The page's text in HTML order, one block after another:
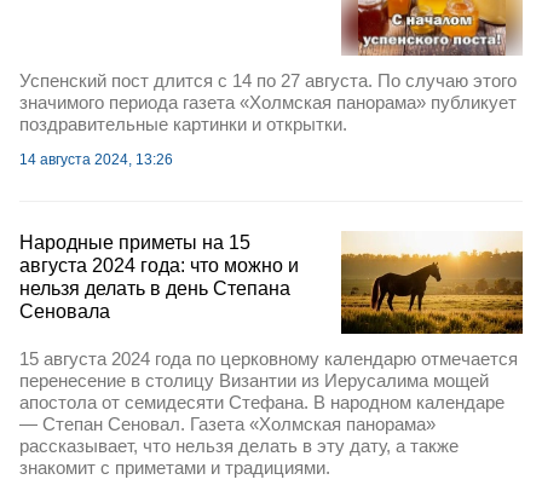
Успенский пост длится с 14 по 27 августа. По случаю этого
значимого периода газета «Холмская панорама» публикует
поздравительные картинки и открытки.
14 августа 2024, 13:26
Народные приметы на 15
августа 2024 года: что можно и
нельзя делать в день Степана
Сеновала
15 августа 2024 года по церковному календарю отмечается
перенесение в столицу Византии из Иерусалима мощей
апостола от семидесяти Стефана. В народном календаре
— Степан Сеновал. Газета «Холмская панорама»
рассказывает, что нельзя делать в эту дату, а также
знакомит с приметами и традициями.